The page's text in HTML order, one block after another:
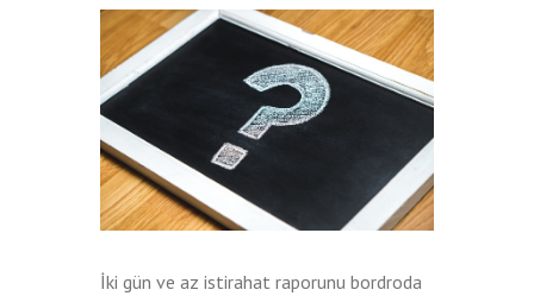
İki gün ve az istirahat raporunu bordroda